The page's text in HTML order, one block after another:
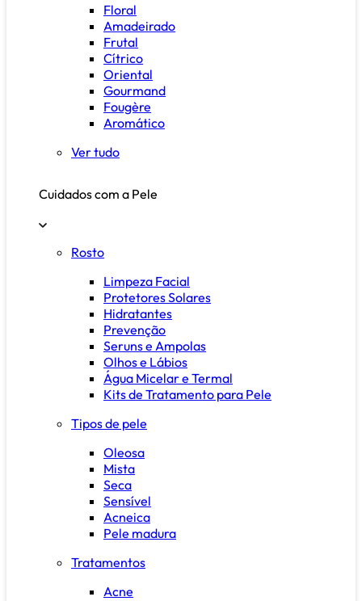
Floral
Amadeirado
Frutal
Cítrico
Oriental
Gourmand
Fougère
Aromático
Ver tudo
Cuidados com a Pele
Rosto
Limpeza Facial
Protetores Solares
Hidratantes
Prevenção
Seruns e Ampolas
Olhos e Lábios
Água Micelar e Termal
Kits de Tratamento para Pele
Tipos de pele
Oleosa
Mista
Seca
Sensível
Acneica
Pele madura
Tratamentos
Acne